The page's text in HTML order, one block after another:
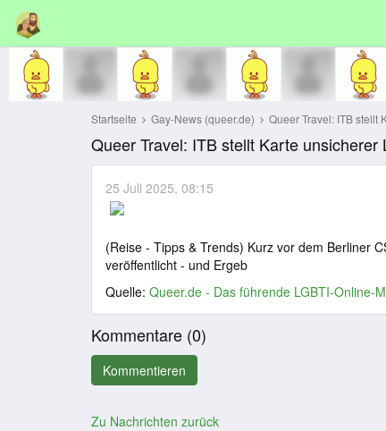
Startseite Gay-News (queer.de) Queer Travel: ITB stellt
Queer Travel: ITB stellt Karte unsicherer
25 Juli 2025, 08:15
(Reise - Tipps & Trends) Kurz vor dem Berliner
veröffentlicht - und Ergeb
Quelle: Queer.de - Das führende LGBTI-Online-
Kommentare (0)
Zu Nachrichten zurück